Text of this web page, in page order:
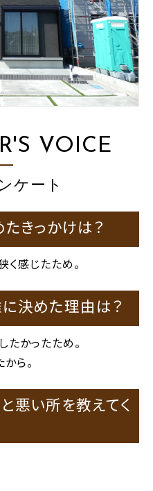
VOICE
ケート
きっかけは？
く感じたため。
決めた理由は？
たかったため。
ら。
悪い所を教えてく